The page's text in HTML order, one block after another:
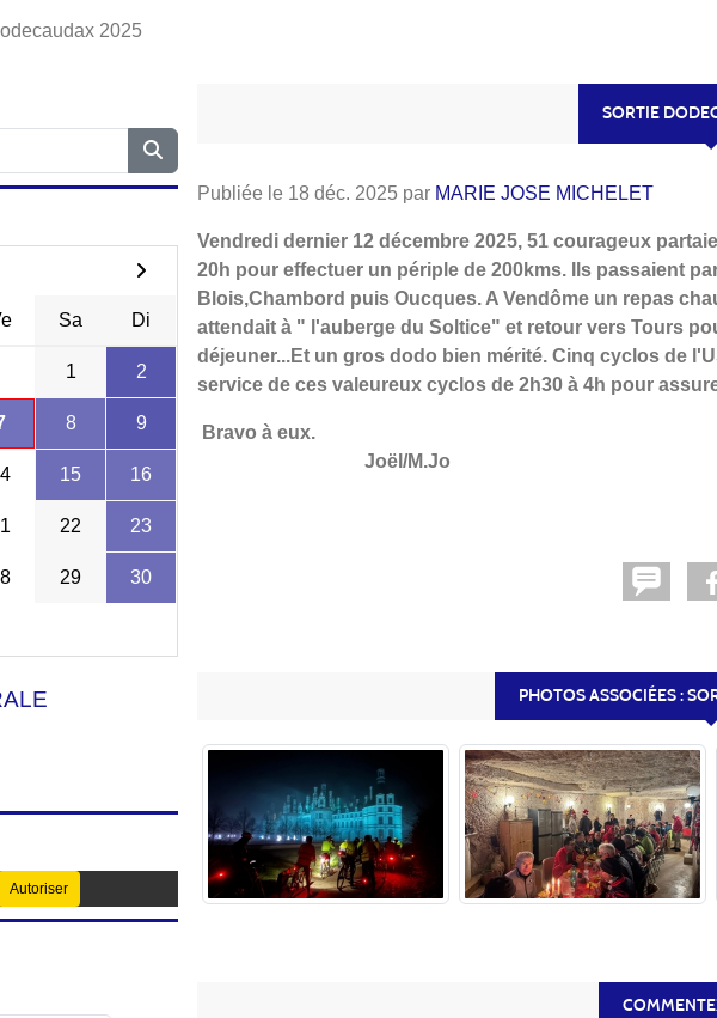
2025
SORTIE
Publiée le 18 déc. 2025 par MARIE JOSE MICHELET
Vendredi dernier 12 décembre 2025, 51 courageux
20h pour effectuer un périple de 200kms. Ils passaient
Blois,Chambord puis Oucques. A Vendôme un repas
attendait à " l'auberge du Soltice" et retour vers Tours
déjeuner...Et un gros dodo bien mérité. Cinq cyclos de
service de ces valeureux cyclos de 2h30 à 4h pour
Bravo à
Joël/M.Jo
PHOTOS ASSOCIÉES :
Sa Di
1 2
8 9
15 16
22 23
29 30
Autoriser